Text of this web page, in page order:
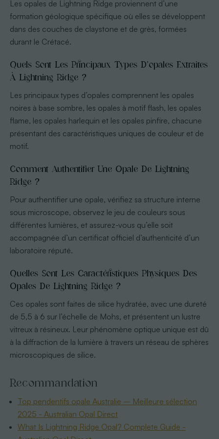
Les opales de Lightning Ridge proviennent d’une
formation géologique spécifique où elles se développent
dans des couches de claystone et de grès, formées
durant le Crétacé.
Quels Sont Les Principaux Types D’opales Extraites
À Lightning Ridge ?
Les principaux types d’opales comprennent les opales
noires à base sombre, les opales à motif flash, les opales
flame, les opales harlequin et les opales pinfire, chacune
présentant des caractéristiques uniques de couleur et de
motif.
Comment Authentifier Une Opale De Lightning
Ridge ?
Pour authentifier une opale, vérifiez sa structure interne
sous microscope, observez le jeu de couleurs sous
différentes lumières, et assurez-vous qu’elle soit
accompagnée d’un certificat officiel d’authenticité d’un
laboratoire réputé.
Quelles Sont Les Caractéristiques Physiques Des
Opales De Lightning Ridge ?
Ces opales sont faites de silice hydratée, avec une dureté
de 5,5 à 6 sur l’échelle de Mohs, et présentent un lustre
vitreux à résineux. Leur phénomène optique unique est dû
à la diffraction de la lumière à travers un réseau de sphères
microscopiques de silice.
Recommandation
Top pendentifs opale Australie – Meilleure sélection
2025 - Australian Opal Direct
What Is Lightning Ridge Opal? Complete Guide -